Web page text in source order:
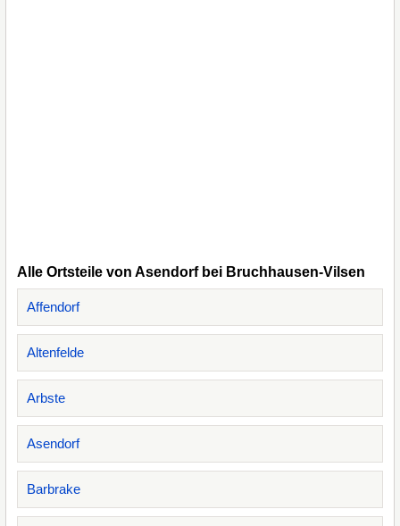
Alle Ortsteile von Asendorf bei Bruchhausen-Vilsen
Affendorf
Altenfelde
Arbste
Asendorf
Barbrake